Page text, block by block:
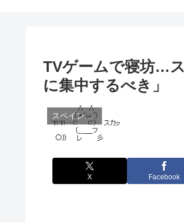
TVゲームで寝坊…
に集中するべき」
スペイン（ラ・リーガ）
X Facebook